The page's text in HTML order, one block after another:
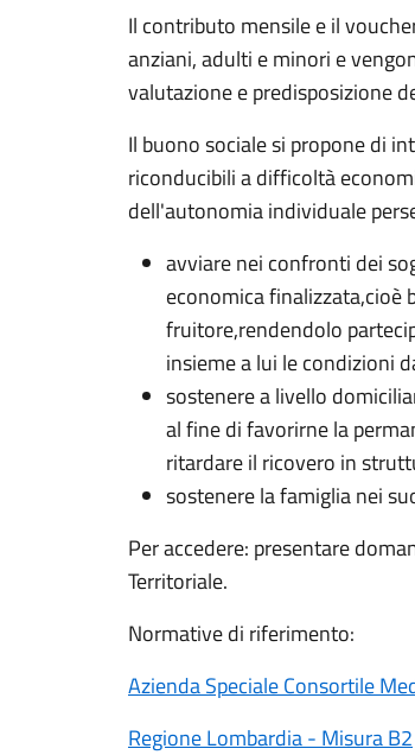
Il contributo mensile e il
anziani, adulti e minori e
valutazione e predisposizione
Il buono sociale si propone di
riconducibili a difficoltà
dell'autonomia individuale
avviare nei confronti dei
economica finalizzata,cioè
fruitore,rendendolo
insieme a lui le condizioni
sostenere a livello
al fine di favorirne la
ritardare il ricovero in
sostenere la famiglia nei
Per accedere: presentare
Territoriale.
Normative di riferimento:
Azienda Speciale Consortile
Regione Lombardia - Misura B2